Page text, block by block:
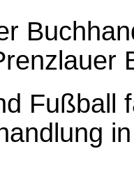
Fußball